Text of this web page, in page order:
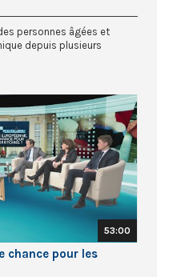
personnes âgées et
depuis plusieurs
53:00
chance pour les